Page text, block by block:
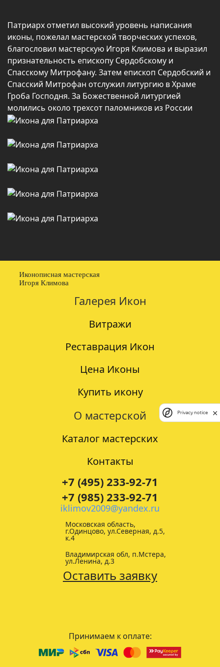
Патриарх отметил высокий уровень написания
иконы, пожелал мастерской творческих успехов,
благословил мастерскую Игоря Климова и выразил
признательность епископу Сердобскому и
Спасскому Митрофану. Затем епископ Сердобский и
Спасский Митрофан отслужил литургию в Храме
Гроба Господня. За Божественной литургией
молились около трехсот паломников из России
Иконописная мастерская
Игоря Климова
Галерея Икон
Витражи
Реставрация Икон
Цена Иконы
Купить икону
О мастерской
Каталог мастерских
Контакты
+7 (495) 233-92-71
+7 (985) 233-92-71
iklimov2009@yandex.ru
Московская область,
г.Одинцово, ул.Северная, д.5,
к.4
Владимирская обл, п.Мстера,
ул.Ленина, д.3
Оставить заявку
Принимаем к оплате:
Privacy notice